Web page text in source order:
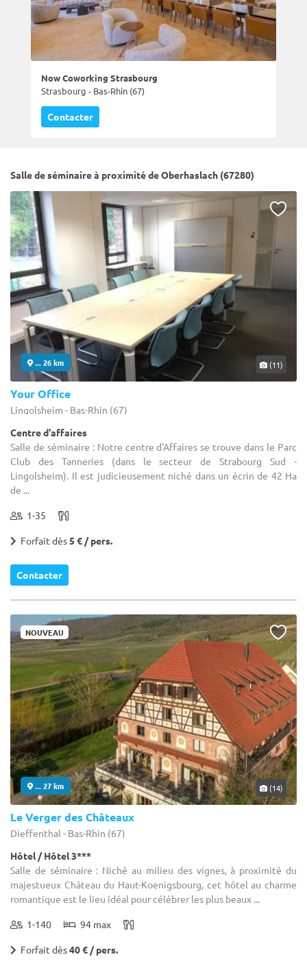
Now Coworking Strasbourg
Strasbourg - Bas-Rhin (67)
Contacter
Salle de séminaire à proximité de Oberhaslach (67280)
... 26 km (11)
Your Office
Lingolsheim - Bas-Rhin (67)
Centre d'affaires
Salle de séminaire : Notre centre d'Affaires se trouve dans le Parc
Club des Tanneries (dans le secteur de Strabourg Sud -
Lingolsheim). Il est judicieusement niché dans un écrin de 42 Ha
de ...
1-35
Forfait dès5 € / pers.
Contacter
NOUVEAU
... 27 km (14)
Le Verger des Châteaux
Dieffenthal - Bas-Rhin (67)
Hôtel / Hôtel 3***
Salle de séminaire : Niché au milieu des vignes, à proximité du
majestueux Château du Haut-Koenigsbourg, cet hôtel au charme
romantique est le lieu idéal pour célébrer les plus beaux ...
1-140 94 max
Forfait dès40 € / pers.